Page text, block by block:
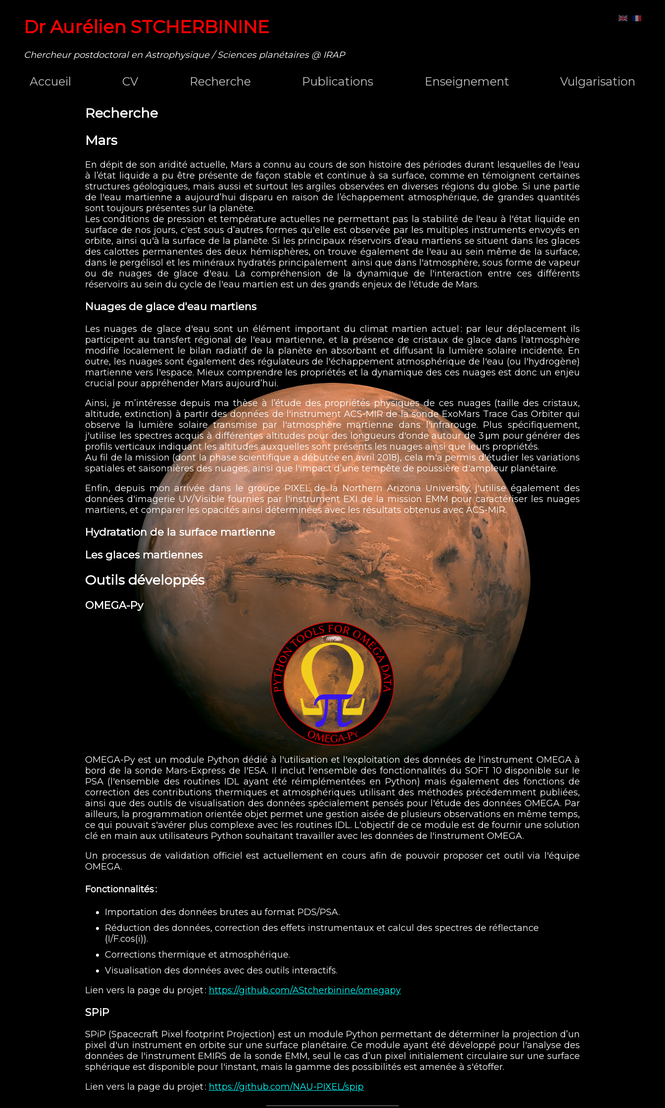
Dr Aurélien STCHERBININE
Chercheur postdoctoral en Astrophysique / Sciences planétaires @ IRAP
Accueil CV Recherche Publications Enseignement Vulgarisation
Recherche
Mars
En dépit de son aridité actuelle, Mars a connu au cours de son histoire des périodes durant lesquelles de l'eau
à l’état liquide a pu être présente de façon stable et continue à sa surface, comme en témoignent certaines
structures géologiques, mais aussi et surtout les argiles observées en diverses régions du globe. Si une partie
de l'eau martienne a aujourd’hui disparu en raison de l’échappement atmosphérique, de grandes quantités
sont toujours présentes sur la planète.
Les conditions de pression et température actuelles ne permettant pas la stabilité de l'eau à l'état liquide en
surface de nos jours, c'est sous d’autres formes qu'elle est observée par les multiples instruments envoyés en
orbite, ainsi qu'à la surface de la planète. Si les principaux réservoirs d’eau martiens se situent dans les glaces
des calottes permanentes des deux hémisphères, on trouve également de l'eau au sein même de la surface,
dans le pergélisol et les minéraux hydratés principalement ainsi que dans l'atmosphère, sous forme de vapeur
ou de nuages de glace d'eau. La compréhension de la dynamique de l'interaction entre ces différents
réservoirs au sein du cycle de l'eau martien est un des grands enjeux de l'étude de Mars.
Nuages de glace d'eau martiens
Les nuages de glace d'eau sont un élément important du climat martien actuel : par leur déplacement ils
participent au transfert régional de l'eau martienne, et la présence de cristaux de glace dans l'atmosphère
modifie localement le bilan radiatif de la planète en absorbant et diffusant la lumière solaire incidente. En
outre, les nuages sont également des régulateurs de l'échappement atmosphérique de l'eau (ou l'hydrogène)
martienne vers l'espace. Mieux comprendre les propriétés et la dynamique des ces nuages est donc un enjeu
crucial pour appréhender Mars aujourd’hui.
Ainsi, je m’intéresse depuis ma thèse à l’étude des propriétés physiques de ces nuages (taille des cristaux,
altitude, extinction) à partir des données de l'instrument ACS-MIR de la sonde ExoMars Trace Gas Orbiter qui
observe la lumière solaire transmise par l'atmosphère martienne dans l'infrarouge. Plus spécifiquement,
j'utilise les spectres acquis à différentes altitudes pour des longueurs d'onde autour de 3 μm pour générer des
profils verticaux indiquant les altitudes auxquelles sont présents les nuages ainsi que leurs propriétés.
Au fil de la mission (dont la phase scientifique a débutée en avril 2018), cela m'a permis d'étudier les variations
spatiales et saisonnières des nuages, ainsi que l'impact d’une tempête de poussière d'ampleur planétaire.
Enfin, depuis mon arrivée dans le groupe PIXEL de la Northern Arizona University, j'utilise également des
données d'imagerie UV/Visible fournies par l'instrument EXI de la mission EMM pour caractériser les nuages
martiens, et comparer les opacités ainsi déterminées avec les résultats obtenus avec ACS-MIR.
Hydratation de la surface martienne
Les glaces martiennes
Outils développés
OMEGA-Py
OMEGA-Py est un module Python dédié à l'utilisation et l'exploitation des données de l'instrument OMEGA à
bord de la sonde Mars-Express de l'ESA. Il inclut l'ensemble des fonctionnalités du SOFT 10 disponible sur le
PSA (l'ensemble des routines IDL ayant été réimplémentées en Python) mais également des fonctions de
correction des contributions thermiques et atmosphériques utilisant des méthodes précédemment publiées,
ainsi que des outils de visualisation des données spécialement pensés pour l'étude des données OMEGA. Par
ailleurs, la programmation orientée objet permet une gestion aisée de plusieurs observations en même temps,
ce qui pouvait s'avérer plus complexe avec les routines IDL. L'objectif de ce module est de fournir une solution
clé en main aux utilisateurs Python souhaitant travailler avec les données de l'instrument OMEGA.
Un processus de validation officiel est actuellement en cours afin de pouvoir proposer cet outil via l'équipe
OMEGA.
Fonctionnalités :
Importation des données brutes au format PDS/PSA.
Réduction des données, correction des effets instrumentaux et calcul des spectres de réflectance
(I/F.cos(i)).
Corrections thermique et atmosphérique.
Visualisation des données avec des outils interactifs.
Lien vers la page du projet : https://github.com/AStcherbinine/omegapy
SPiP
SPiP (Spacecraft Pixel footprint Projection) est un module Python permettant de déterminer la projection d’un
pixel d'un instrument en orbite sur une surface planétaire. Ce module ayant été développé pour l'analyse des
données de l'instrument EMIRS de la sonde EMM, seul le cas d’un pixel initialement circulaire sur une surface
sphérique est disponible pour l'instant, mais la gamme des possibilités est amenée à s'étoffer.
Lien vers la page du projet : https://github.com/NAU-PIXEL/spip